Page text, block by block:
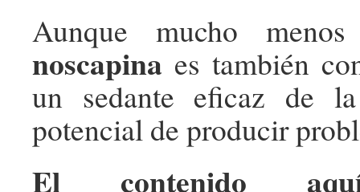
Aunque mucho
noscapina es también
un sedante eficaz de
potencial de producir
El contenido